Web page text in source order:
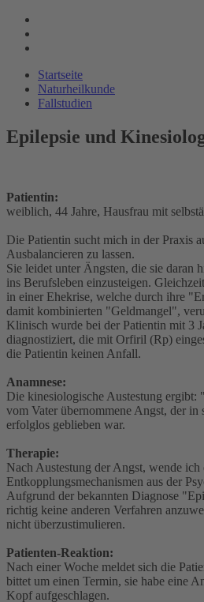
Startseite
Naturheilkunde
Fallstudien
Epilepsie und
Patientin:
weiblich, 44 Jahre, Hausfrau mit
Die Patientin sucht mich in der Praxis
Ausbalancieren zu lassen.
Sie leidet unter Ängsten, die sie daran
ins Berufsleben einzusteigen.
in einer Ehekrise, welche durch ihre
damit kombinierten "Geldmangel",
Klinisch wurde bei der Patientin mit 3
diagnostiziert, die mit Orfiril (Rp)
die Patientin keinen Anfall.
Anamnese:
Die kinesiologische Austestung
vom Vater übernommene Angst, der in
erfolglos geblieben war.
Therapie:
Nach Austestung der Angst, wende ich
Entkopplungsmechanismen aus der
Aufgrund der bekannten Diagnose
richtig keine anderen Verfahren
nicht überzustimulieren.
Patienten-Reaktion:
Nach einer Woche meldet sich die
bittet um einen Termin, sie habe eine
Kopf aufgeschlagen.